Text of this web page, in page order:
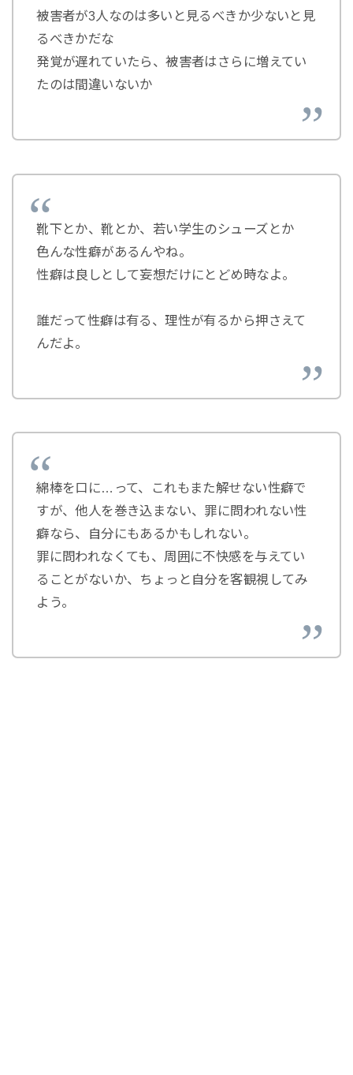
被害者が3人なのは多いと見るべきか少ないと見
るべきかだな
発覚が遅れていたら、被害者はさらに増えてい
たのは間違いないか
靴下とか、靴とか、若い学生のシューズとか
色んな性癖があるんやね。
性癖は良しとして妄想だけにとどめ時なよ。
誰だって性癖は有る、理性が有るから押さえて
んだよ。
綿棒を口に…って、これもまた解せない性癖で
すが、他人を巻き込まない、罪に問われない性
癖なら、自分にもあるかもしれない。
罪に問われなくても、周囲に不快感を与えてい
ることがないか、ちょっと自分を客観視してみ
よう。